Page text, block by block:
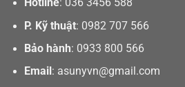
Hotline: 036 3456 588
P. Kỹ thuật: 0982 707 566
Bảo hành: 0933 800 566
Email : asunyvn@gmail.com